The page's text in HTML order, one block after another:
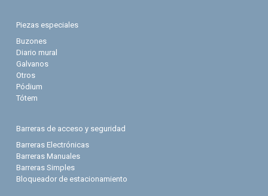
Piezas especiales
Buzones
Diario mural
Galvanos
Otros
Pódium
Tótem
Barreras de acceso y seguridad
Barreras Electrónicas
Barreras Manuales
Barreras Simples
Bloqueador de estacionamiento